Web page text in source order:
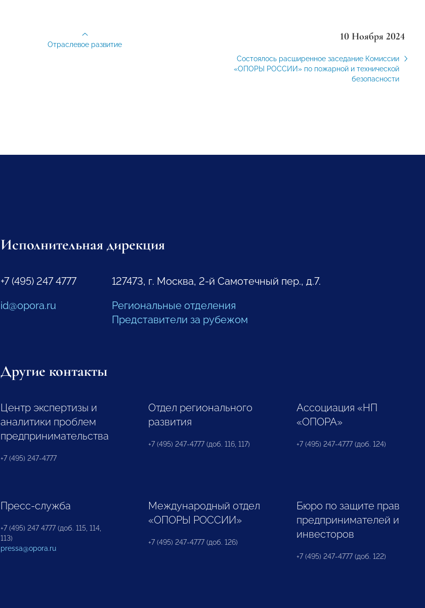
10 Ноября 2024
Состоялось расширенное заседание Комиссии
«ОПОРЫ РОССИИ» по пожарной и технической
безопасности
Отраслевое развитие
Исполнительная дирекция
+7 (495) 247 4777
id@opora.ru
127473, г. Москва, 2-й Самотечный пер., д.7.
Региональные отделения
Представители за рубежом
Другие контакты
Центр экспертизы и
аналитики проблем
предпринимательства
+7 (495) 247-4777
Отдел регионального
развития
+7 (495) 247-4777 (доб. 116, 117)
Ассоциация «НП
«ОПОРА»
+7 (495) 247-4777 (доб. 124)
Пресс-служба
+7 (495) 247 4777 (доб. 115, 114,
113)
pressa@opora.ru
Международный отдел
«ОПОРЫ РОССИИ»
+7 (495) 247-4777 (доб. 126)
Бюро по защите прав
предпринимателей и
инвесторов
+7 (495) 247-4777 (доб. 122)